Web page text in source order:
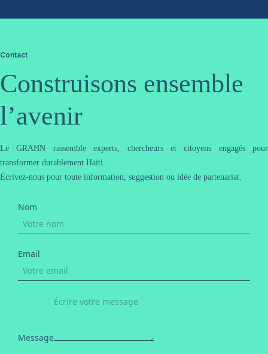
Contact
Construisons ensemble
l’avenir
Le GRAHN rassemble experts, chercheurs et citoyens engagés pour
transformer durablement Haïti.
Écrivez-nous pour toute information, suggestion ou idée de partenariat.
Nom
Email
Message